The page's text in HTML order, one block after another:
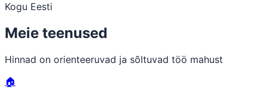
Kogu Eesti
Meie teenused
Hinnad on orienteeruvad ja sõltuvad töö mahust
🏠